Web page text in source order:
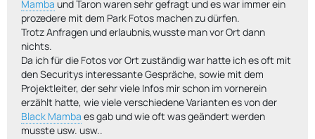
Mamba und Taron waren sehr gefragt und es war immer ein
prozedere mit dem Park Fotos machen zu dürfen.
Trotz Anfragen und erlaubnis,wusste man vor Ort dann
nichts.
Da ich für die Fotos vor Ort zuständig war hatte ich es oft mit
den Securitys interessante Gespräche, sowie mit dem
Projektleiter, der sehr viele Infos mir schon im vornerein
erzählt hatte, wie viele verschiedene Varianten es von der
Black Mamba es gab und wie oft was geändert werden
musste usw. usw..